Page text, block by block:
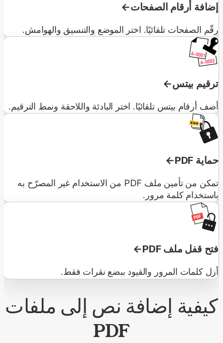
إضافة أرقام الصفحات
رقّم الصفحات تلقائيًا. اختر الموضع والتنسيق والهوامش.
ترقيم بيتس
أضف أرقام بيتس تلقائيًا. اختر البادئة واللاحقة ونمط الترقيم.
حماية PDF
تمكن من تأمين ملف PDF من الاستخدام غير المصرّح به
باستخدام كلمة مرور.
فتح قفل ملف PDF
أزل كلمات المرور والقيود ببضع نقرات فقط.
كيفية إضافة نص إلى ملفات
PDF